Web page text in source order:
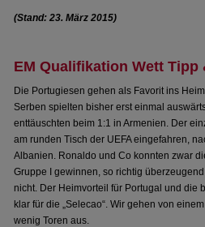
(Stand: 23. März 2015)
EM Qualifikation Wett Tipp
Die Portugiesen gehen als Favorit ins
Serben spielten bisher erst einmal
enttäuschten beim 1:1 in Armenien. Der
am runden Tisch der UEFA eingefahren,
Albanien. Ronaldo und Co konnten zwar
Gruppe I gewinnen, so richtig
nicht. Der Heimvorteil für Portugal und die
klar für die „Selecao“. Wir gehen von
wenig Toren aus.